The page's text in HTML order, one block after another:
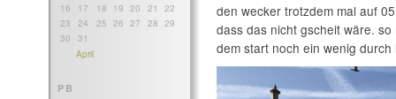
16
17 18 19 20 21
22
23
24 25 26 27 28 29
30
31
April
PB
den wecker trotzdem mal auf
dass das nicht gscheit wäre.
dem start noch ein wenig